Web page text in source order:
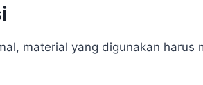
material yang digunakan harus